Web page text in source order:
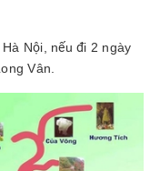
Nội, nếu đi 2 ngày
Vân.